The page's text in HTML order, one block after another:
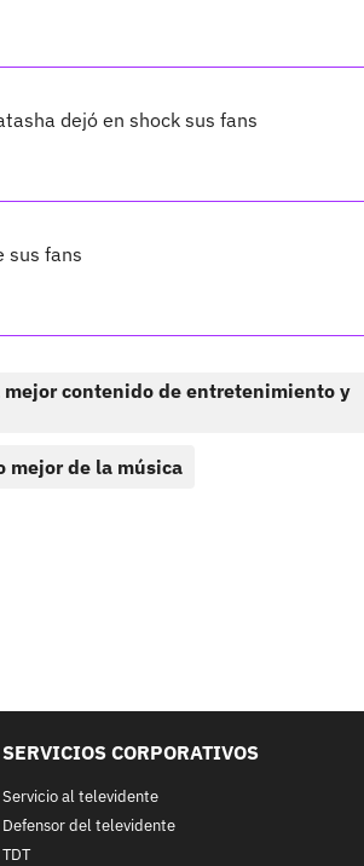
dejó en shock sus fans
sus fans
contenido de entretenimiento y
mejor de la música
SERVICIOS CORPORATIVOS
Servicio al televidente
Defensor del televidente
TDT